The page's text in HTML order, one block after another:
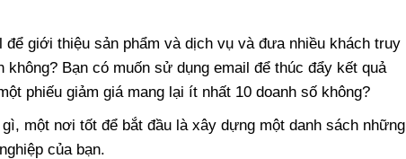
để giới thiệu sản phẩm và dịch vụ và đưa nhiều khách truy
không? Bạn có muốn sử dụng email để thúc đẩy kết quả
phiếu giảm giá mang lại ít nhất 10 doanh số không?
một nơi tốt để bắt đầu là xây dựng một danh sách những
của bạn.